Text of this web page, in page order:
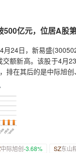
500亿元，位居A股
月24日，新易盛
额新高。该股于4月
排在其后的是中际旭
中际旭创-3.68% SZ东山